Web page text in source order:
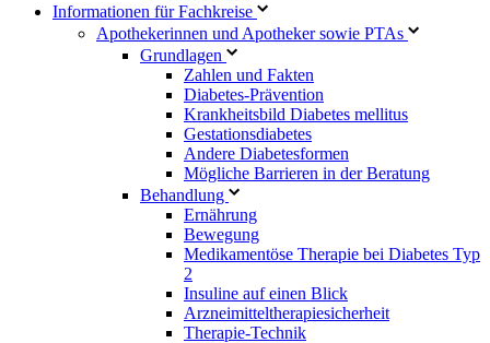
Informationen für Fachkreise
Apothekerinnen und Apotheker sowie PTAs
Grundlagen
Zahlen und Fakten
Diabetes-Prävention
Krankheitsbild Diabetes mellitus
Gestationsdiabetes
Andere Diabetesformen
Mögliche Barrieren in der Beratung
Behandlung
Ernährung
Bewegung
Medikamentöse Therapie bei Diabetes Typ
2
Insuline auf einen Blick
Arzneimitteltherapie­sicherheit
Therapie-Technik